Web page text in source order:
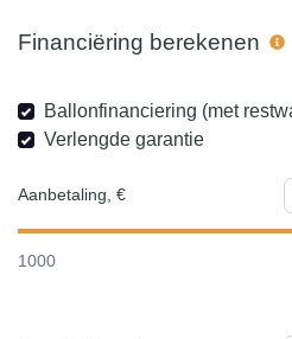
Financiëring berekenen
Ballonfinanciering (met
Verlengde garantie
Aanbetaling, €
1000